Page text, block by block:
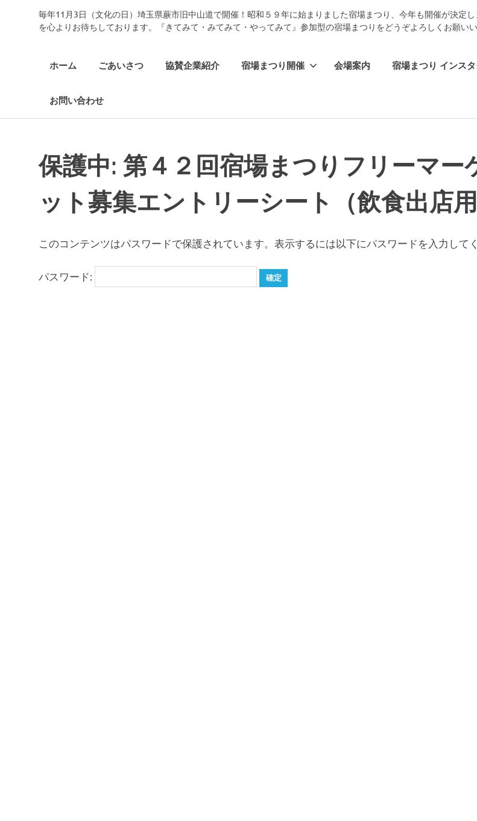
ッ
中
仙
道
州
蕨
宿
宿
毎年11月3日（文化の日）埼玉県蕨市旧中山道で開催！昭和５９年に始まりました宿場まつり、今年も開催が決定
を心よりお待ちしております。『きてみて・みてみて・やってみて』参加型の宿場まつりをどうぞよろしくお願いい
ホーム ごあいさつ 協賛企業紹介 宿場まつり開催 会場案内 宿場まつり インス
お問い合わせ
保護中: 第４２回宿場まつりフリーマー
ット募集エントリーシート（飲食出店用
このコンテンツはパスワードで保護されています。表示するには以下にパスワードを入力して
パスワード: